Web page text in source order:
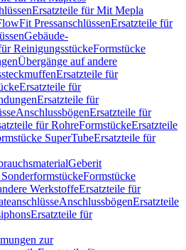
Ersatzteile für Mit Mepla
PressanschlüssenErsatzteile für
Gebäude-
ReinigungsstückeFormstücke
Übergänge auf andere
Ersatzteile für
Ersatzteile für
Ersatzteile für
AnschlussbögenErsatzteile für
für RohreFormstückeErsatzteile
SuperTubeErsatzteile für
Geberit
Formstücke
WerkstoffeErsatzteile für
AnschlussbögenErsatzteile
Ersatzteile für
zur